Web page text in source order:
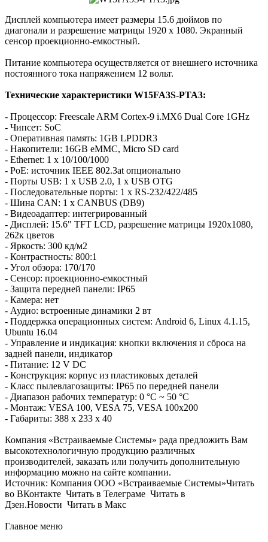
Дисплей компьютера имеет размеры 15.6 дюймов по
диагонали и разрешение матрицы 1920 x 1080. Экранный
сенсор проекционно-емкостный.
Питание компьютера осуществляется от внешнего источника
постоянного тока напряжением 12 вольт.
Технические характеристики W15FA3S-PTA3:
- Процессор: Freescale ARM Cortex-9 i.MX6 Dual Core 1GHz
- Чипсет: SoC
- Оперативная память: 1GB LPDDR3
- Накопители: 16GB eMMC, Micro SD card
- Ethernet: 1 x 10/100/1000
- PoE: источник IEEE 802.3at опционально
- Порты USB: 1 x USB 2.0, 1 x USB OTG
- Последовательные порты: 1 x RS-232/422/485
- Шина CAN: 1 x CANBUS (DB9)
- Видеоадаптер: интегрированный
- Дисплей: 15.6" TFT LCD, разрешение матрицы 1920x1080,
262к цветов
- Яркость: 300 кд/м2
- Контрастность: 800:1
- Угол обзора: 170/170
- Сенсор: проекционно-емкостный
- Защита передней панели: IP65
- Камера: нет
- Аудио: встроенные динамики 2 вт
- Поддержка операционных систем: Android 6, Linux 4.1.15,
Ubuntu 16.04
- Управление и индикация: кнопки включения и сброса на
задней панели, индикатор
- Питание: 12 V DC
- Конструкция: корпус из пластиковых деталей
- Класс пылевлагозащиты: IP65 по передней панели
- Диапазон рабочих температур: 0 °C ~ 50 °C
- Монтаж: VESA 100, VESA 75, VESA 100x200
- Габариты: 388 x 233 x 40
Компания «Встраиваемые Cистемы» рада предложить Вам
высокотехнологичную продукцию различных
производителей, заказать или получить дополнительную
информацию можно на сайте компании.
Источник: Компания ООО «Встраиваемые Системы»Читать
во ВКонтакте Читать в Телеграме Читать в
Дзен.Новости Читать в Макс
Главное меню